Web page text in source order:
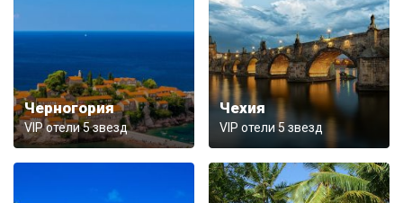
Черногория
VIP отели 5 звезд
Чехия
VIP отели 5 звезд